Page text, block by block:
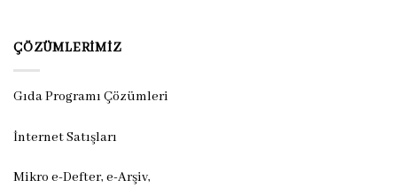
ÇÖZÜMLERIMIZ
Gıda Programı Çözümleri
İnternet Satışları
Mikro e-Defter, e-Arşiv,